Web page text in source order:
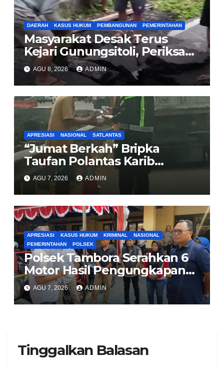
DAERAH KASUS HUKUM PEMBANGUNAN PEMERINTAHAN
Masyarakat Desak Terus
Kejari Gunungsitoli, Periksa
dan Usut Tuntas Dugaan
Korupsi Proyek Jalan
Sirombu-Afulu (MYC) Senilai
Rp321 Miliar
AGU 8, 2026 ADMIN
APRESIASI NASIONAL SATLANTAS
“Jumat Berkah” Bripka
Taufan Polantas Karib
Bagikan Nasi Kotak untuk
Sopir Truk yang Mogok di KM
00 Pondok Aren
AGU 7, 2026 ADMIN
APRESIASI KASUS HUKUM KRIMINAL
NASIONAL
PEMERINTAHAN
POLSEK
Polsek Tambora Serahkan 6
Motor Hasil Pengungkapan
Kasus Curanmor Kepada
Pemilik Yang sah
AGU 7, 2026 ADMIN
Tinggalkan Balasan